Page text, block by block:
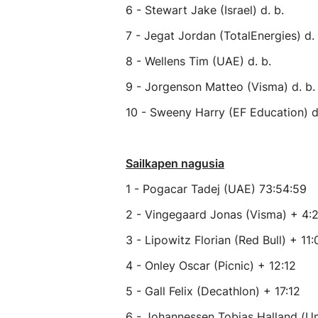
6 - Stewart Jake (Israel) d. b.
7 - Jegat Jordan (TotalEnergies) d.
8 - Wellens Tim (UAE) d. b.
9 - Jorgenson Matteo (Visma) d. b.
10 - Sweeny Harry (EF Education)
Sailkapen nagusia
1 - Pogacar Tadej (UAE) 73:54:59
2 - Vingegaard Jonas (Visma) +
3 - Lipowitz Florian (Red Bull) +
4 - Onley Oscar (Picnic) + 12:12
5 - Gall Felix (Decathlon) + 17:12